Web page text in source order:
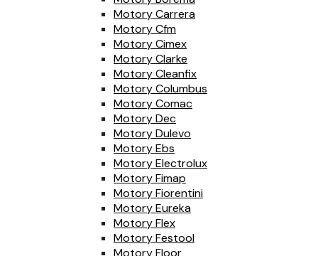
Motory Carrera
Motory Cfm
Motory Cimex
Motory Clarke
Motory Cleanfix
Motory Columbus
Motory Comac
Motory Dec
Motory Dulevo
Motory Ebs
Motory Electrolux
Motory Fimap
Motory Fiorentini
Motory Eureka
Motory Flex
Motory Festool
Motory Floor